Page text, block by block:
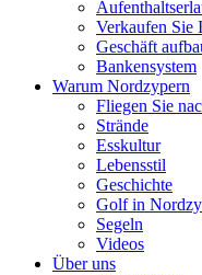
Verkaufen Sie
Geschäft
Bankensystem
Warum Nordzypern
Fliegen Sie
Strände
Esskultur
Lebensstil
Geschichte
Golf in
Segeln
Videos
Über uns